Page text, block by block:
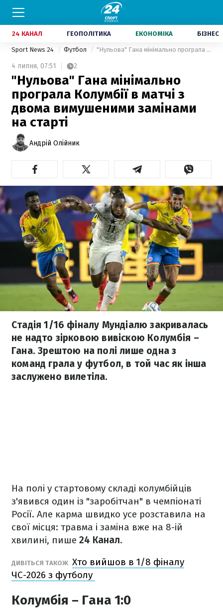
24 КАНАЛ ГЕОПОЛІТИКА ЕКОНОМІКА БІЗНЕС
Sport News 24 Футбол "Нульова" Гана мінімально програла Колумбії в матчі з двома вимушеними замінами на старті
4 липня, 07:51 2
"Нульова" Гана мінімально
програла Колумбії в матчі з
двома вимушеними замінами
на старті
Андрій Олійник
Стадія 1/16 фіналу Мундіалю закривалась
не надто зірковою вивіскою Колумбія –
Гана. Зрештою на полі лише одна з
команд грала у футбол, в той час як інша
заслужено вилетіла.
На полі у стартовому складі колумбійців
з'явився один із "заробітчан" в чемпіонаті
Росії. Але карма швидко усе розставила на
свої місця: травма і заміна вже на 8-ій
хвилині, пише 24 Канал.
ДИВІТЬСЯ ТАКОЖ Хто вийшов в 1/8 фіналу
ЧС-2026 з футболу
Колумбія – Гана 1:0